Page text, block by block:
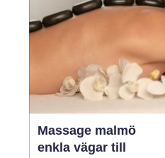
Massage malmö
enkla vägar till